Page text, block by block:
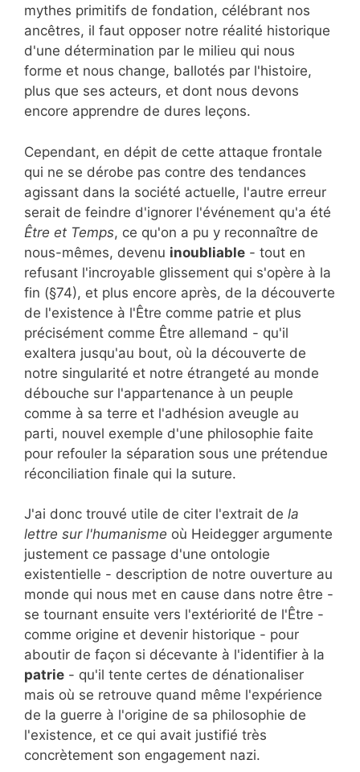
mythes primitifs de fondation, célébrant nos
ancêtres, il faut opposer notre réalité historique
d'une détermination par le milieu qui nous
forme et nous change, ballotés par l'histoire,
plus que ses acteurs, et dont nous devons
encore apprendre de dures leçons.
Cependant, en dépit de cette attaque frontale
qui ne se dérobe pas contre des tendances
agissant dans la société actuelle, l'autre erreur
serait de feindre d'ignorer l'événement qu'a été
Être et Temps, ce qu'on a pu y reconnaître de
nous-mêmes, devenu inoubliable - tout en
refusant l'incroyable glissement qui s'opère à la
fin (§74), et plus encore après, de la découverte
de l'existence à l'Être comme patrie et plus
précisément comme Être allemand - qu'il
exaltera jusqu'au bout, où la découverte de
notre singularité et notre étrangeté au monde
débouche sur l'appartenance à un peuple
comme à sa terre et l'adhésion aveugle au
parti, nouvel exemple d'une philosophie faite
pour refouler la séparation sous une prétendue
réconciliation finale qui la suture.
J'ai donc trouvé utile de citer l'extrait de la
lettre sur l'humanisme où Heidegger argumente
justement ce passage d'une ontologie
existentielle - description de notre ouverture au
monde qui nous met en cause dans notre être -
se tournant ensuite vers l'extériorité de l'Être -
comme origine et devenir historique - pour
aboutir de façon si décevante à l'identifier à la
patrie - qu'il tente certes de dénationaliser
mais où se retrouve quand même l'expérience
de la guerre à l'origine de sa philosophie de
l'existence, et ce qui avait justifié très
concrètement son engagement nazi.